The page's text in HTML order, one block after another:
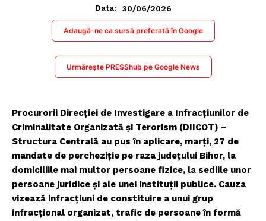
Data:
30/06/2026
Adaugă-ne ca sursă preferată în Google
Urmărește PRESShub pe Google News
Procurorii Direcției de Investigare a Infracțiunilor de
Criminalitate Organizată și Terorism (DIICOT) –
Structura Centrală au pus în aplicare, marți, 27 de
mandate de percheziție pe raza județului Bihor, la
domiciliile mai multor persoane fizice, la sediile unor
persoane juridice și ale unei instituții publice. Cauza
vizează infracțiuni de constituire a unui grup
infracțional organizat, trafic de persoane în formă